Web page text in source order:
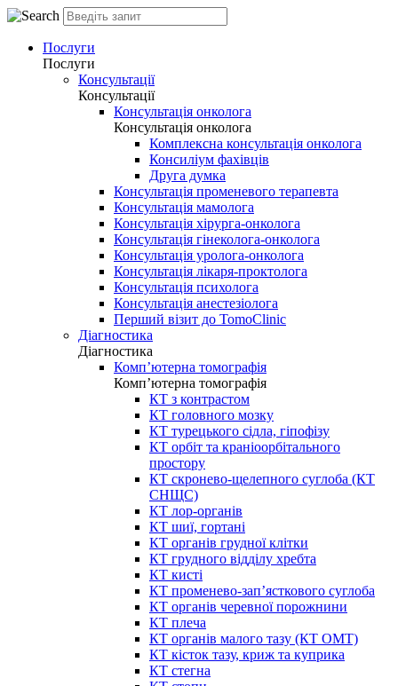
Послуги
Послуги
Консультації
Консультації
Консультація онколога
Консультація онколога
Комплексна консультація онколога
Консиліум фахівців
Друга думка
Консультація променевого терапевта
Консультація мамолога
Консультація хірурга-онколога
Консультація гінеколога-онколога
Консультація уролога-онколога
Консультація лікаря-проктолога
Консультація психолога
Консультація анестезіолога
Перший візит до TomoClinic
Діагностика
Діагностика
Комп’ютерна томографія
Комп’ютерна томографія
КТ з контрастом
КТ головного мозку
КТ турецького сідла, гіпофізу
КТ орбіт та краніоорбітального
простору
КТ скронево-щелепного суглоба (КТ
СНЩС)
КТ лор-органів
КТ шиї, гортані
КТ органів грудної клітки
КТ грудного відділу хребта
КТ кисті
КТ променево-зап’ясткового суглоба
КТ органів черевної порожнини
КТ плеча
КТ органів малого тазу (КТ ОМТ)
КТ кісток тазу, криж та куприка
КТ стегна